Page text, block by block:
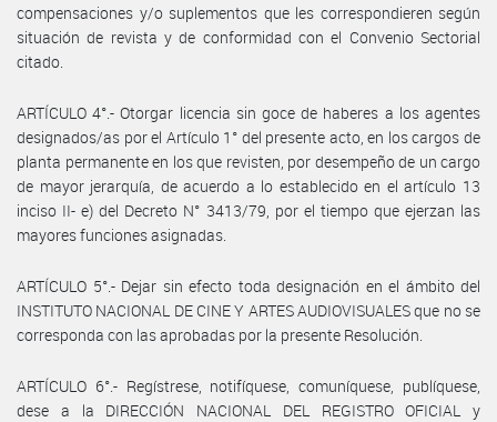
compensaciones y/o suplementos que les correspondieren según
situación de revista y de conformidad con el Convenio Sectorial
citado.
ARTÍCULO 4°.- Otorgar licencia sin goce de haberes a los agentes
designados/as por el Artículo 1° del presente acto, en los cargos de
planta permanente en los que revisten, por desempeño de un cargo
de mayor jerarquía, de acuerdo a lo establecido en el artículo 13
inciso II- e) del Decreto N° 3413/79, por el tiempo que ejerzan las
mayores funciones asignadas.
ARTÍCULO 5°.- Dejar sin efecto toda designación en el ámbito del
INSTITUTO NACIONAL DE CINE Y ARTES AUDIOVISUALES que no se
corresponda con las aprobadas por la presente Resolución.
ARTÍCULO 6°.- Regístrese, notifíquese, comuníquese, publíquese,
dese a la DIRECCIÓN NACIONAL DEL REGISTRO OFICIAL y